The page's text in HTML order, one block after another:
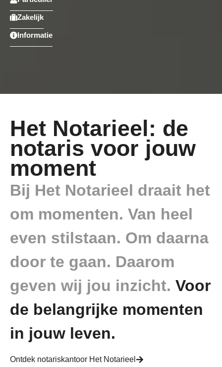
Zakelijk
Informatie
Het Notarieel: de
notaris voor jouw
moment
Bij Het Notarieel draait het
om momenten. Van heel
even stilstaan. Om daarna
door te gaan. Daarom
geven wij jou inzicht. Voor
de belangrijke momenten
in jouw leven.
Ontdek notariskantoor Het Notarieel